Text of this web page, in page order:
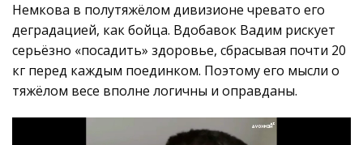
Немкова в полутяжёлом дивизионе чревато его
деградацией, как бойца. Вдобавок Вадим рискует
серьёзно «посадить» здоровье, сбрасывая почти 20
кг перед каждым поединком. Поэтому его мысли о
тяжёлом весе вполне логичны и оправданы.